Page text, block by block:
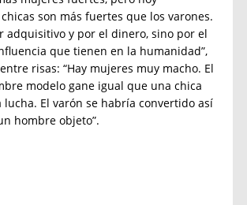
son más fuertes que los varones.
adquisitivo y por el dinero, sino por el
que tienen en la humanidad”,
risas: “Hay mujeres muy macho. El
modelo gane igual que una chica
lucha. El varón se habría convertido así
hombre objeto”.